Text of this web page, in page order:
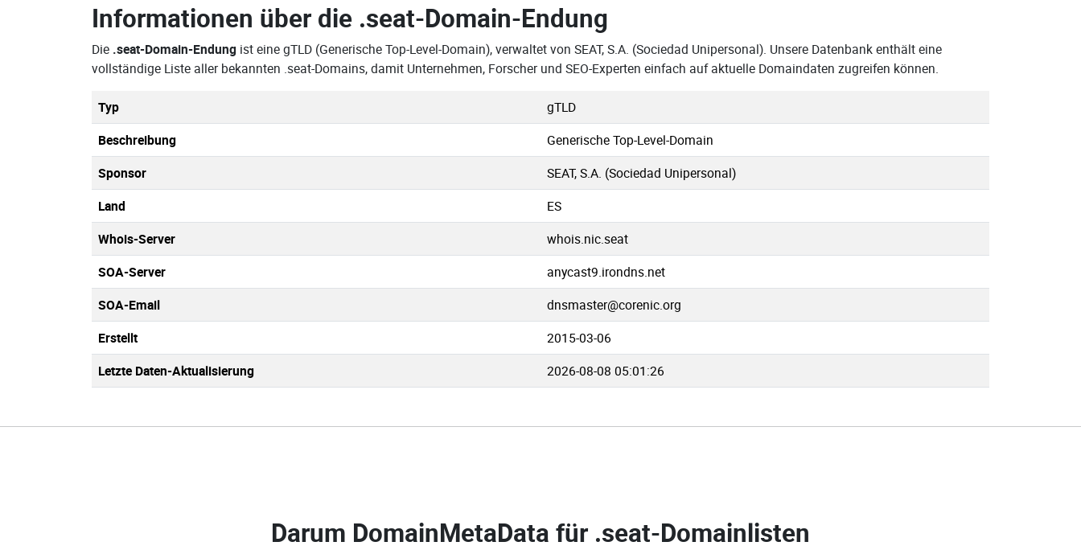
Informationen über die .seat-Domain-Endung
Die .seat-Domain-Endung ist eine gTLD (Generische Top-Level-Domain), verwaltet von SEAT, S.A. (Sociedad Unipersonal). Unsere Datenbank enthält eine
vollständige Liste aller bekannten .seat-Domains, damit Unternehmen, Forscher und SEO-Experten einfach auf aktuelle Domaindaten zugreifen können.
Typ
gTLD
Beschreibung
Generische Top-Level-Domain
Sponsor
SEAT, S.A. (Sociedad Unipersonal)
Land
ES
Whois-Server
whois.nic.seat
SOA-Server
anycast9.irondns.net
SOA-Email
dnsmaster@corenic.org
Erstellt
2015-03-06
Letzte Daten-Aktualisierung
2026-08-08 05:01:26
Darum DomainMetaData für .seat-Domainlisten